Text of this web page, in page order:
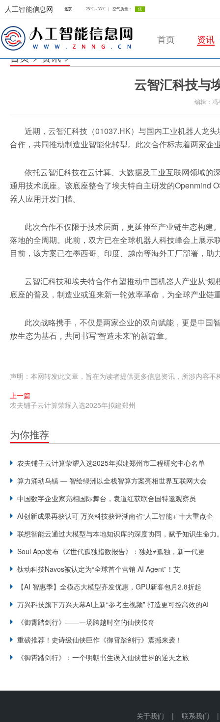
人工智能信息网
首页 资讯
首页>资讯>
云智汇科技与
编辑：冯
近期，云智汇科技（01037.HK）与国内工业机器人龙
合作，共同推动制造业智能化转型。此次合作标志着两家
依托云智汇科技在云计算、大数据及工业互联网领域的
通用技术底座。该底座整合了埃夫特自主研发的Openmind
器人应用开发门槛。
此次合作不仅限于技术层面，更延伸至产业链生态构建
落地的全周期。此前，双方已在全球机器人科技峰会上展示
目前，该方案已在墨西哥、印度、越南等海外工厂部署，助
云智汇科技和埃夫特合作有望推动中国机器人产业从“
底座的普及，制造业或迎来新一轮效率革命，为全球产业链
此次战略携手，不仅是两家企业的双向赋能，更是中国
放生态为基石，共同书写“智造未来”的新篇章。
声明：本网转发此文章，旨在为读者提供更多信息资讯，所涉内容
上一篇
农夫铺子云计算荣耀入选2025年拟建郑州
为你推荐
农夫铺子云计算荣耀入选2025年拟建郑州市工程研究中心名单
算力涌动乌镇 — 智绘绿洲以全栈智算方案亮相世界互联网大会
中国数字企业家亮相国际舞台，袁道红获联合国特邀观察员
AI创新成果再获认可 万兴科技获评湖南省“人工智能+”十大重点企
联想智能云通过大模型与本地知识库的深度协同，赋予知识生命力
Soul App发布《Z世代孤独指数报告》：独处≠孤独，新一代更
钛动科技Navos被认定为“全球首个营销 AI Agent”！艾
【AI 智惠季】全模态大模型齐发优惠，GPU新客包月2.8折起
万兴科技旗下万兴天幕AI上新“参考生视频” 打造更可控高效的AI
《御霄踏剑行》——一场跨越时空的仙侠传奇
重磅推荐！史诗级仙侠巨作《御霄踏剑行》震撼来袭！
《御霄踏剑行》：一个明朝书生误入仙侠世界的逆天之旅
关于我们 | 联系我